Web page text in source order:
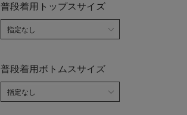
普段着用トップスサイズ
普段着用ボトムスサイズ